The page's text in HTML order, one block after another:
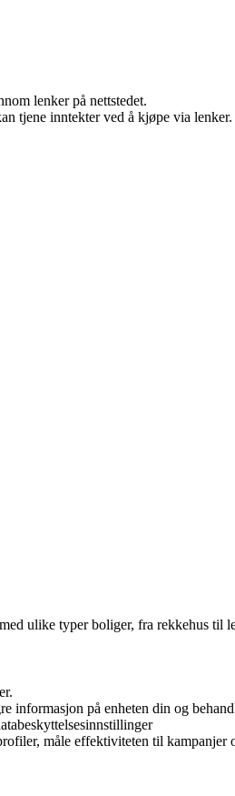
lenker på nettstedet.
tjene inntekter ved å kjøpe via
ulike typer boliger, fra rekkehus
på enheten din og
måle effektiviteten til